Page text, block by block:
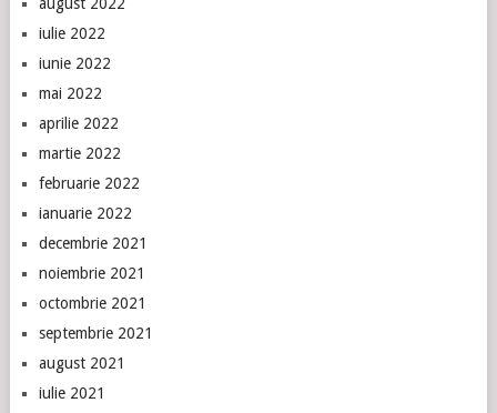
iulie 2022
iunie 2022
mai 2022
aprilie 2022
martie 2022
februarie 2022
ianuarie 2022
decembrie 2021
noiembrie 2021
octombrie 2021
septembrie 2021
august 2021
iulie 2021